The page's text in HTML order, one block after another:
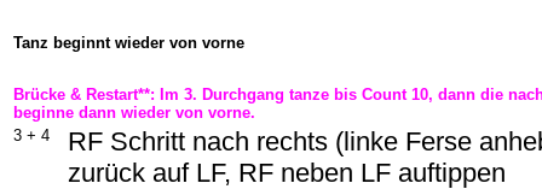
Tanz beginnt wieder von vorne
Brücke & Restart**: Im 3. Durchgang tanze bis Count 10, dann die
beginne dann wieder von vorne.
3 + 4
RF Schritt nach rechts (linke Ferse
zurück auf LF, RF neben LF auftippen